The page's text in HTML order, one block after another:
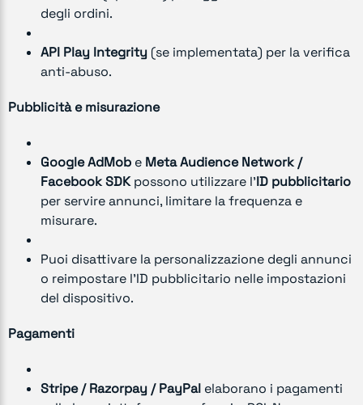
degli ordini.
API Play Integrity (se implementata) per la verifica
anti-abuso.
Pubblicità e misurazione
Google AdMob e Meta Audience Network /
Facebook SDKpossono utilizzare l’ID pubblicitario
per servire annunci, limitare la frequenza e
misurare.
Puoi disattivare la personalizzazione degli annunci
o reimpostare l’ID pubblicitario nelle impostazioni
del dispositivo.
Pagamenti
Stripe / Razorpay / PayPal elaborano i pagamenti